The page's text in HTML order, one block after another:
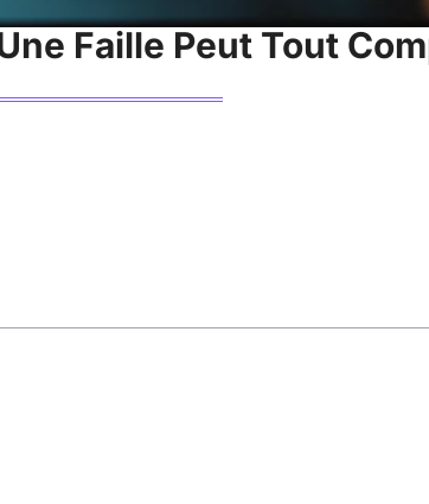
Faille Peut Tout